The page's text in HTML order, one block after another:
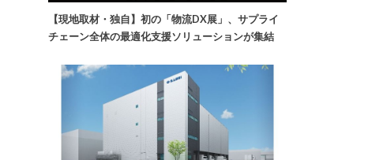
【現地取材・独自】初の「物流DX展」、サプライ
チェーン全体の最適化支援ソリューションが集結